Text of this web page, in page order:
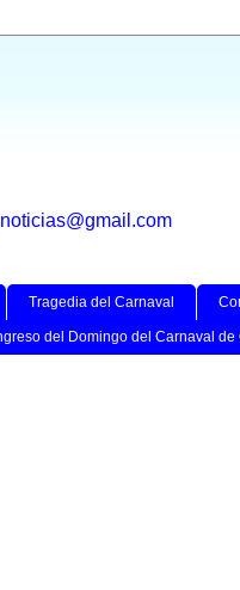
Tragedia del Carnaval
del Domingo del Carnaval de